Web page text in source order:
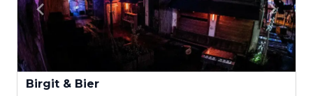
Birgit & Bier